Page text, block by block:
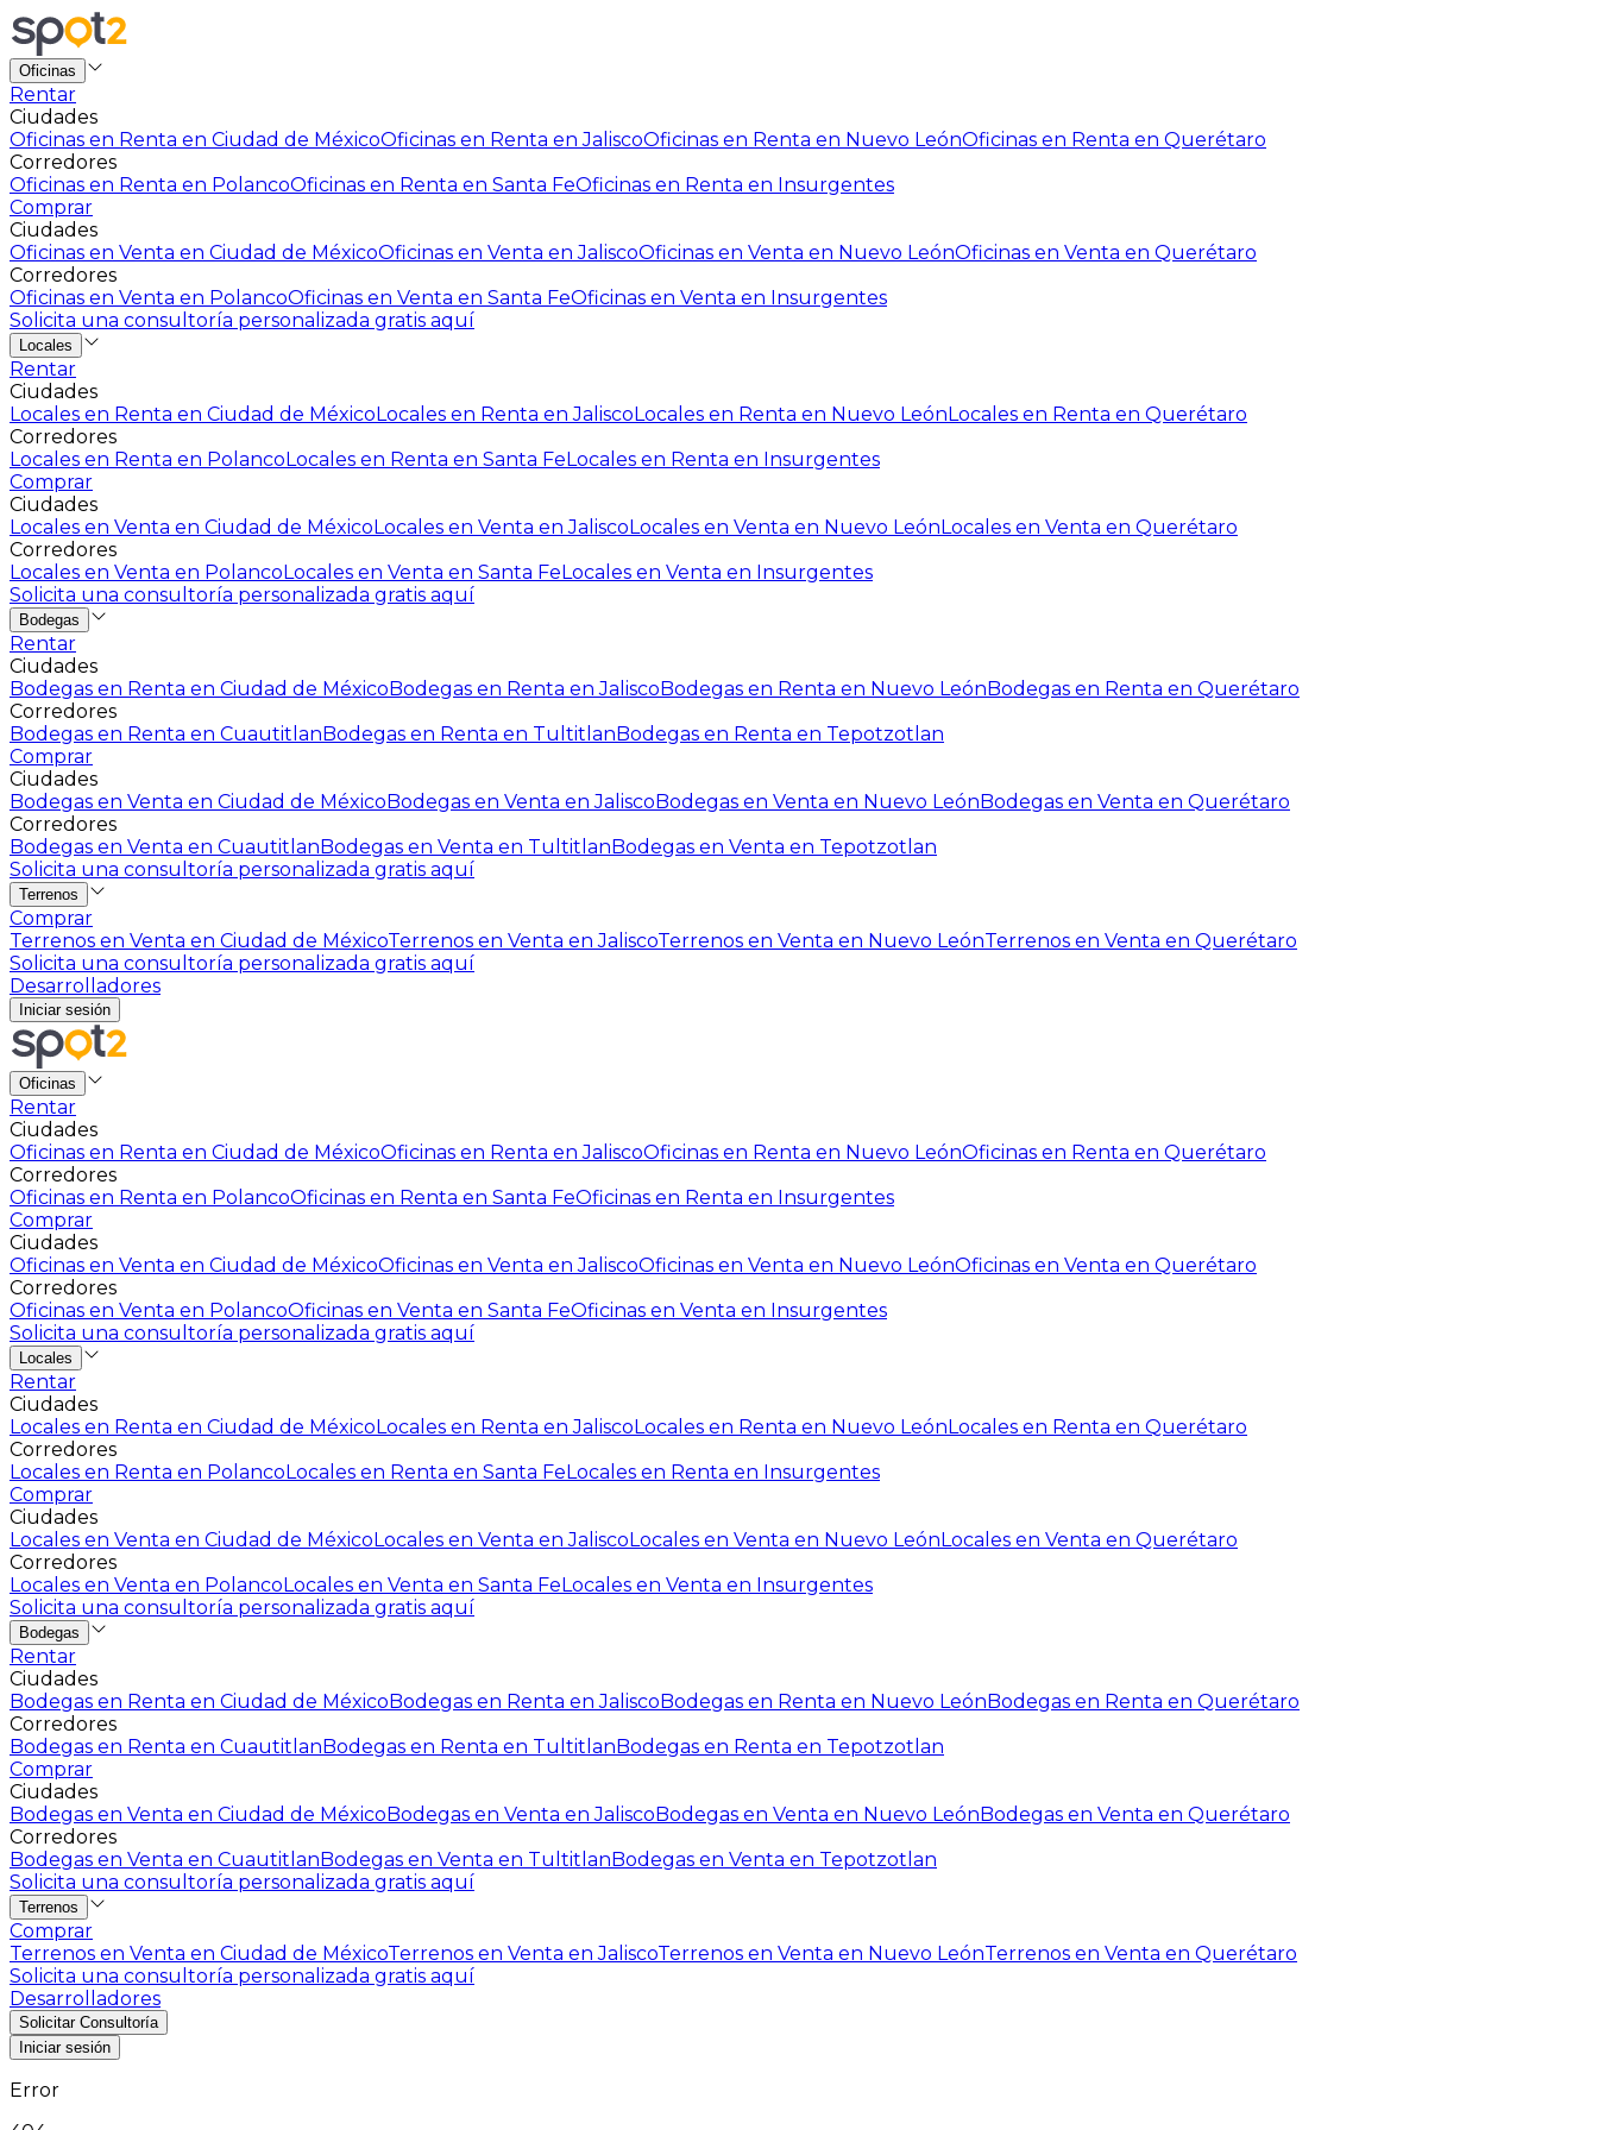
Oficinas
Rentar
Ciudades
Oficinas en Renta en Ciudad de MéxicoOficinas en Renta en JaliscoOficinas en Renta en Nuevo LeónOficinas en Renta en Querétaro
Corredores
Oficinas en Renta en PolancoOficinas en Renta en Santa FeOficinas en Renta en Insurgentes
Comprar
Ciudades
Oficinas en Venta en Ciudad de MéxicoOficinas en Venta en JaliscoOficinas en Venta en Nuevo LeónOficinas en Venta en Querétaro
Corredores
Oficinas en Venta en PolancoOficinas en Venta en Santa FeOficinas en Venta en Insurgentes
Solicita una consultoría personalizada gratis aquí
Locales
Rentar
Ciudades
Locales en Renta en Ciudad de MéxicoLocales en Renta en JaliscoLocales en Renta en Nuevo LeónLocales en Renta en Querétaro
Corredores
Locales en Renta en PolancoLocales en Renta en Santa FeLocales en Renta en Insurgentes
Comprar
Ciudades
Locales en Venta en Ciudad de MéxicoLocales en Venta en JaliscoLocales en Venta en Nuevo LeónLocales en Venta en Querétaro
Corredores
Locales en Venta en PolancoLocales en Venta en Santa FeLocales en Venta en Insurgentes
Solicita una consultoría personalizada gratis aquí
Bodegas
Rentar
Ciudades
Bodegas en Renta en Ciudad de MéxicoBodegas en Renta en JaliscoBodegas en Renta en Nuevo LeónBodegas en Renta en Querétaro
Corredores
Bodegas en Renta en CuautitlanBodegas en Renta en TultitlanBodegas en Renta en Tepotzotlan
Comprar
Ciudades
Bodegas en Venta en Ciudad de MéxicoBodegas en Venta en JaliscoBodegas en Venta en Nuevo LeónBodegas en Venta en Querétaro
Corredores
Bodegas en Venta en CuautitlanBodegas en Venta en TultitlanBodegas en Venta en Tepotzotlan
Solicita una consultoría personalizada gratis aquí
Terrenos
Comprar
Terrenos en Venta en Ciudad de MéxicoTerrenos en Venta en JaliscoTerrenos en Venta en Nuevo LeónTerrenos en Venta en Querétaro
Solicita una consultoría personalizada gratis aquí
Desarrolladores
Iniciar sesión
Oficinas
Rentar
Ciudades
Oficinas en Renta en Ciudad de MéxicoOficinas en Renta en JaliscoOficinas en Renta en Nuevo LeónOficinas en Renta en Querétaro
Corredores
Oficinas en Renta en PolancoOficinas en Renta en Santa FeOficinas en Renta en Insurgentes
Comprar
Ciudades
Oficinas en Venta en Ciudad de MéxicoOficinas en Venta en JaliscoOficinas en Venta en Nuevo LeónOficinas en Venta en Querétaro
Corredores
Oficinas en Venta en PolancoOficinas en Venta en Santa FeOficinas en Venta en Insurgentes
Solicita una consultoría personalizada gratis aquí
Locales
Rentar
Ciudades
Locales en Renta en Ciudad de MéxicoLocales en Renta en JaliscoLocales en Renta en Nuevo LeónLocales en Renta en Querétaro
Corredores
Locales en Renta en PolancoLocales en Renta en Santa FeLocales en Renta en Insurgentes
Comprar
Ciudades
Locales en Venta en Ciudad de MéxicoLocales en Venta en JaliscoLocales en Venta en Nuevo LeónLocales en Venta en Querétaro
Corredores
Locales en Venta en PolancoLocales en Venta en Santa FeLocales en Venta en Insurgentes
Solicita una consultoría personalizada gratis aquí
Bodegas
Rentar
Ciudades
Bodegas en Renta en Ciudad de MéxicoBodegas en Renta en JaliscoBodegas en Renta en Nuevo LeónBodegas en Renta en Querétaro
Corredores
Bodegas en Renta en CuautitlanBodegas en Renta en TultitlanBodegas en Renta en Tepotzotlan
Comprar
Ciudades
Bodegas en Venta en Ciudad de MéxicoBodegas en Venta en JaliscoBodegas en Venta en Nuevo LeónBodegas en Venta en Querétaro
Corredores
Bodegas en Venta en CuautitlanBodegas en Venta en TultitlanBodegas en Venta en Tepotzotlan
Solicita una consultoría personalizada gratis aquí
Terrenos
Comprar
Terrenos en Venta en Ciudad de MéxicoTerrenos en Venta en JaliscoTerrenos en Venta en Nuevo LeónTerrenos en Venta en Querétaro
Solicita una consultoría personalizada gratis aquí
Desarrolladores
Solicitar Consultoría
Iniciar sesión
Error